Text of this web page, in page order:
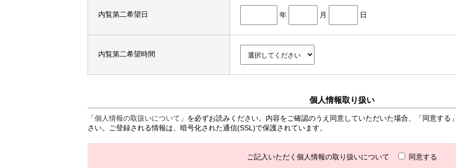
内覧第二希望日 年 月 日
内覧第二希望時間
個人情報取り扱い
「個人情報の取扱いについて 」を必ずお読みください。内容をご確認のうえ同意していただいた場合、「同意す
さい。ご登録される情報は、暗号化された通信(SSL)で保護されています。
ご記入いただく個人情報の取り扱いについて 同意する